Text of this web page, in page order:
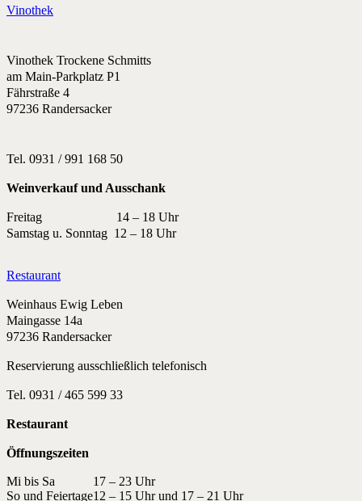
Vinothek
Vinothek Trockene Schmitts
am Main-Parkplatz P1
Fährstraße 4
97236 Randersacker
Tel. 0931 / 991 168 50
Weinverkauf und Ausschank
Freitag 14 – 18 Uhr
Samstag u. Sonntag 12 – 18 Uhr
Restaurant
Weinhaus Ewig Leben
Maingasse 14a
97236 Randersacker
Reservierung ausschließlich telefonisch
Tel. 0931 / 465 599 33
Restaurant
Öffnungszeiten
Mi bis Sa
17 – 23 Uhr
So und Feiertage12 – 15 Uhr und 17 – 21 Uhr